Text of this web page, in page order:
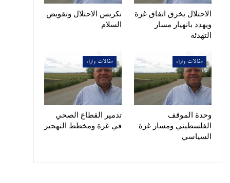
الاحتلال يخرق اتفاق غزة
ويهدد بانهيار مسار
التهدئة
تكريس الاحتلال وتقويض
السلام
مقالات واراء
وحدة الموقف
الفلسطيني ومسار غزة
السياسي
مقالات واراء
تدمير القطاع الصحي
في غزة ومخطط التهجير